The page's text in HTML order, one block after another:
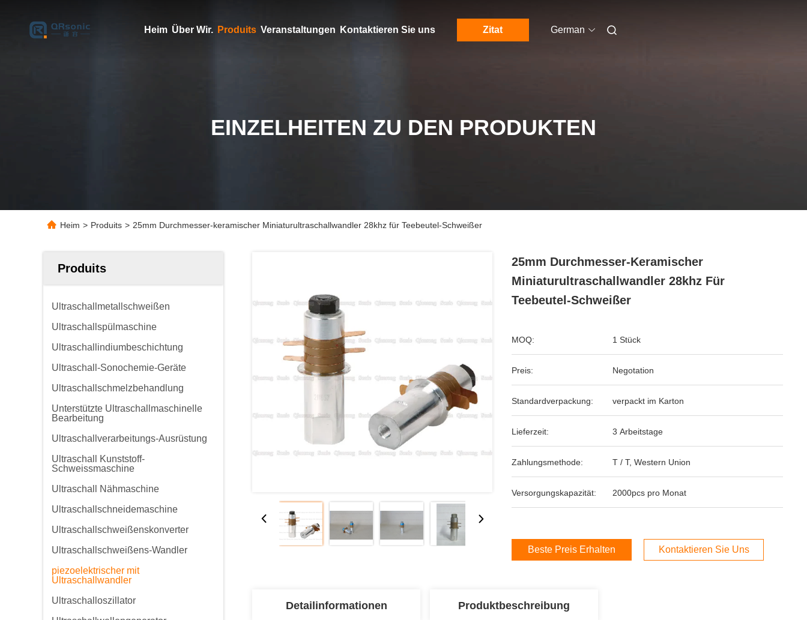
Heim Über Wir. Produits Veranstaltungen Kontaktieren Sie uns Zitat German
EINZELHEITEN ZU DEN PRODUKTEN
Heim > Produits > 25mm Durchmesser-keramischer Miniaturultraschallwandler 28khz für Teebeutel-Schweißer
Produits
Ultraschallmetallschweißen
Ultraschallspülmaschine
Ultraschallindiumbeschichtung
Ultraschall-Sonochemie-Geräte
Ultraschallschmelzbehandlung
Unterstützte Ultraschallmaschinelle
Bearbeitung
Ultraschallverarbeitungs-Ausrüstung
Ultraschall Kunststoff-
Schweissmaschine
Ultraschall Nähmaschine
Ultraschallschneidemaschine
Ultraschallschweißenskonverter
Ultraschallschweißens-Wandler
piezoelektrischer mit
Ultraschallwandler
Ultraschalloszillator
25mm Durchmesser-Keramischer
Miniaturultraschallwandler 28khz Für
Teebeutel-Schweißer
MOQ: 1 Stück
Preis: Negotation
Standardverpackung: verpackt im Karton
Lieferzeit: 3 Arbeitstage
Zahlungsmethode: T / T, Western Union
Versorgungskapazität: 2000pcs pro Monat
Beste Preis Erhalten Kontaktieren Sie Uns
Detailinformationen Produktbeschreibung